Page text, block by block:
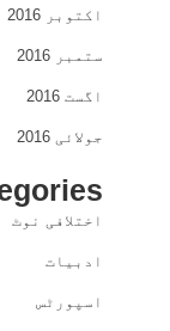
اکتوبر 2016
ستمبر 2016
اگست 2016
جولائی 2016
اختلافی نوٹ
ادبیات
اسپورٹس